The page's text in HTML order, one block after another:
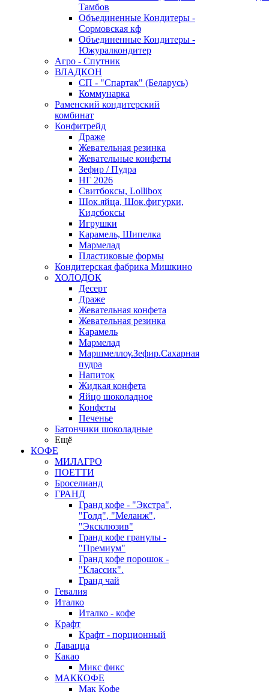
Тамбов
Объединенные Кондитеры -
Сормовская кф
Объединенные Кондитеры -
Южуралкондитер
Агро - Спутник
ВЛАДКОН
СП - "Спартак" (Беларусь)
Коммунарка
Раменский кондитерский
комбинат
Конфитрейд
Драже
Жевательная резинка
Жевательные конфеты
Зефир / Пудра
НГ 2026
Свитбоксы, Lollibox
Шок.яйца, Шок.фигурки,
Кидсбоксы
Игрушки
Карамель, Шипелка
Мармелад
Пластиковые формы
Кондитерская фабрика Мишкино
ХОЛОДОК
Десерт
Драже
Жевательная конфета
Жевательная резинка
Карамель
Мармелад
Маршмеллоу.Зефир.Сахарная
пудра
Напиток
Жидкая конфета
Яйцо шоколадное
Конфеты
Печенье
Батончики шоколадные
Ещё
КОФЕ
МИЛАГРО
ПОЕТТИ
Броселианд
ГРАНД
Гранд кофе - "Экстра",
"Голд", "Меланж",
"Эксклюзив"
Гранд кофе гранулы -
"Премиум"
Гранд кофе порошок -
"Классик".
Гранд чай
Гевалия
Италко
Италко - кофе
Крафт
Крафт - порционный
Лавацца
Какао
Микс фикс
МАККОФЕ
Мак Кофе